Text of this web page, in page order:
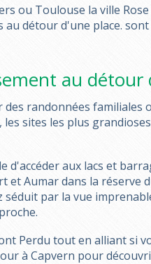
ou Toulouse la ville
détour d'une place.
au détour
randonnées familiales
sites les plus
aux lacs et
et Aumar dans la réserve
par la vue
Perdu tout en alliant si
à Capvern pour